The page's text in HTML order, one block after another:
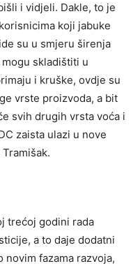
i vidjeli. Dakle, to je
koji jabuke
su u smjeru širenja
skladištiti u
i kruške, ovdje su
vrste proizvoda, a bit
svih drugih vrsta voća i
zaista ulazi u nove
trećoj godini rada
a to daje dodatni
novim fazama razvoja,